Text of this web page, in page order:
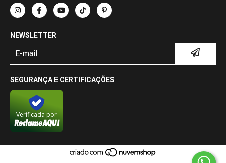
NEWSLETTER
SEGURANÇA E CERTIFICAÇÕES
Verificada por